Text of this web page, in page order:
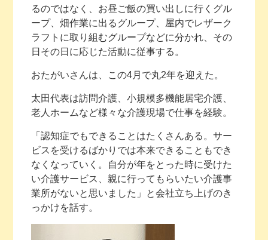
るのではなく、お昼ご飯の買い出しに行くグル
ープ、畑作業に出るグループ、屋内でレザーク
ラフトに取り組むグループなどに分かれ、その
日その日に応じた活動に従事する。
おたがいさんは、この4月で丸2年を迎えた。
太田代表は訪問介護、小規模多機能居宅介護、
老人ホームなど様々な介護現場で仕事を経験。
「認知症でもできることはたくさんある。サー
ビスを受けるばかりでは本来できることもでき
なくなっていく。自分が年をとった時に受けた
い介護サービス、親に行ってもらいたい介護事
業所がないと思いました」と会社立ち上げのき
っかけを話す。